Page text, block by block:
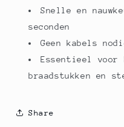
Snelle en
seconden
Geen kabels
Essentieel voor
braadstukken en
Share